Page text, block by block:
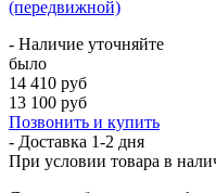
(передвижной)
- Наличие уточняйте
было
14 410 руб
13 100 руб
Позвонить и купить
- Доставка 1-2 дня
При условии товара в